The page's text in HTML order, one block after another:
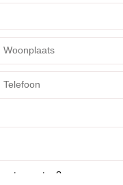
weten?